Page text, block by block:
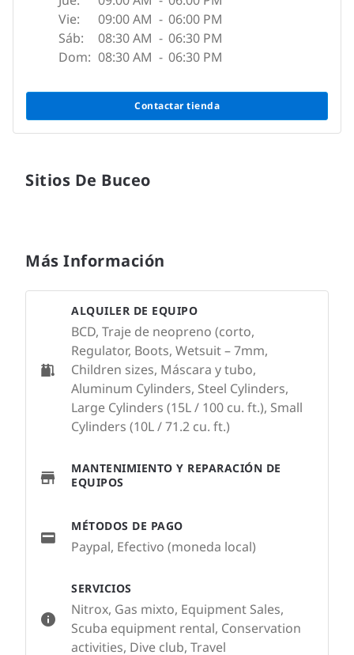
Vie:
09:00 AM - 06:00 PM
Sáb:
08:30 AM - 06:30 PM
Dom: 08:30 AM - 06:30 PM
Contactar tienda
Sitios De Buceo
Más Información
SERVICIOS
Nitrox, Gas mixto, Equipment Sales,
Scuba equipment rental, Conservation
activities, Dive club, Travel
ALQUILER DE EQUIPO
BCD, Traje de neopreno (corto,
Regulator, Boots, Wetsuit – 7mm,
Children sizes, Máscara y tubo,
Aluminum Cylinders, Steel Cylinders,
Large Cylinders (15L / 100 cu. ft.), Small
Cylinders (10L / 71.2 cu. ft.)
MANTENIMIENTO Y REPARACIÓN DE
EQUIPOS
MÉTODOS DE PAGO
Paypal, Efectivo (moneda local)